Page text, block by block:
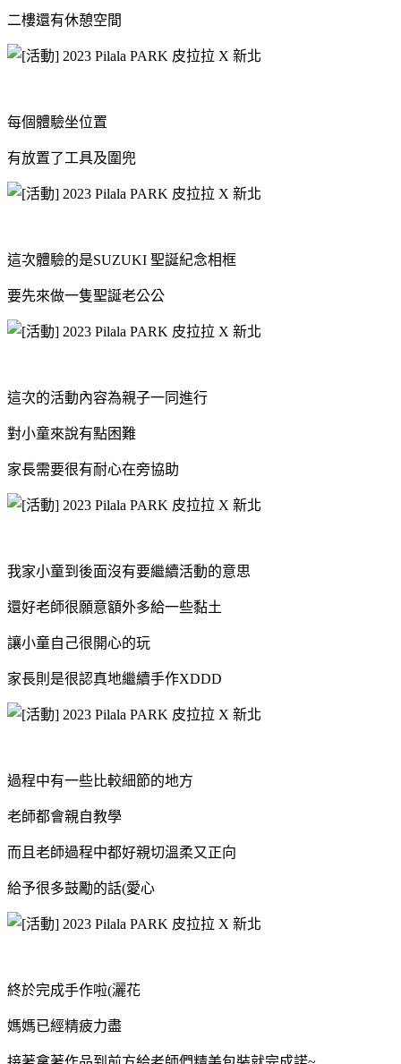
二樓還有休憩空間
每個體驗坐位置
有放置了工具及圍兜
這次體驗的是SUZUKI 聖誕紀念相框
要先來做一隻聖誕老公公
這次的活動內容為親子一同進行
對小童來說有點困難
家長需要很有耐心在旁協助
我家小童到後面沒有要繼續活動的意思
還好老師很願意額外多給一些黏土
讓小童自己很開心的玩
家長則是很認真地繼續手作XDDD
過程中有一些比較細節的地方
老師都會親自教學
而且老師過程中都好親切溫柔又正向
給予很多鼓勵的話(愛心
終於完成手作啦(灑花
媽媽已經精疲力盡